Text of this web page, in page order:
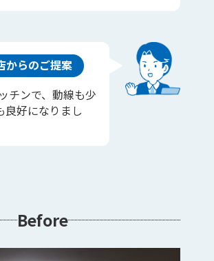
からのご提案
チンで、動線も少
良好になりまし
Before